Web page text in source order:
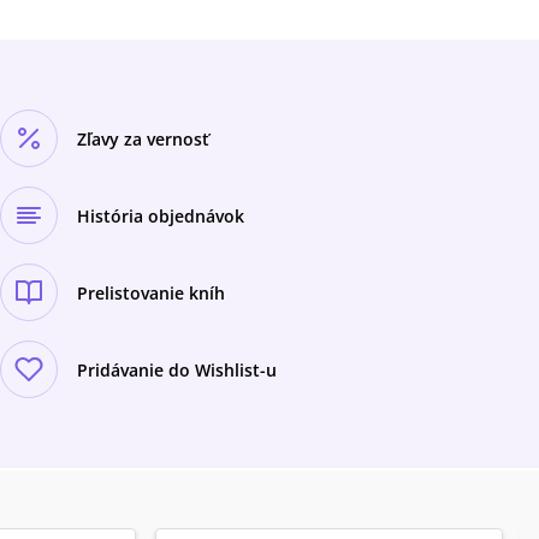
Zľavy za vernosť
História objednávok
Prelistovanie kníh
Pridávanie do Wishlist-u